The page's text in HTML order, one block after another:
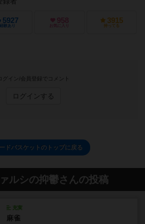
5927
経験あり
958
お気に入り
3915
持ってる
グイン/会員登録でコメント
ログインする
ドバスケットのトップに戻る
ルシの抑鬱さんの投稿
充実
麻雀